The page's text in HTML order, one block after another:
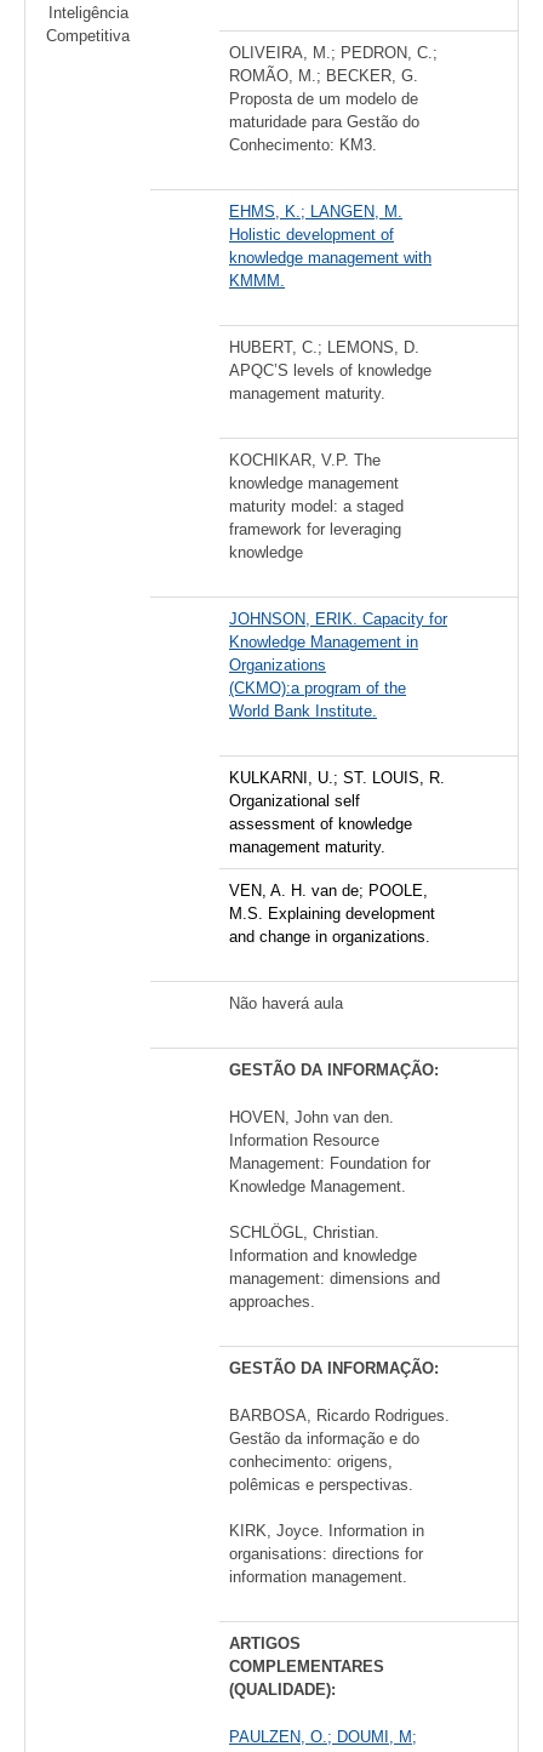
Inteligência
Competitiva
OLIVEIRA, M.; PEDRON, C.;
ROMÃO, M.; BECKER, G.
Proposta de um modelo de
maturidade para Gestão do
Conhecimento: KM3.
EHMS, K.; LANGEN, M.
Holistic development of
knowledge management with
KMMM.
HUBERT, C.; LEMONS, D.
APQC’S levels of knowledge
management maturity.
KOCHIKAR, V.P. The
knowledge management
maturity model: a staged
framework for leveraging
knowledge
JOHNSON, ERIK. Capacity for
Knowledge Management in
Organizations
(CKMO):a program of the
World Bank Institute.
KULKARNI, U.; ST. LOUIS, R.
Organizational self
assessment of knowledge
management maturity.
VEN, A. H. van de; POOLE,
M.S. Explaining development
and change in organizations.
Não haverá aula
GESTÃO DA INFORMAÇÃO:
HOVEN, John van den.
Information Resource
Management: Foundation for
Knowledge Management.
SCHLÖGL, Christian.
Information and knowledge
management: dimensions and
approaches.
GESTÃO DA INFORMAÇÃO:
BARBOSA, Ricardo Rodrigues.
Gestão da informação e do
conhecimento: origens,
polêmicas e perspectivas.
KIRK, Joyce. Information in
organisations: directions for
information management.
ARTIGOS
COMPLEMENTARES
(QUALIDADE):
PAULZEN, O.; DOUMI, M;